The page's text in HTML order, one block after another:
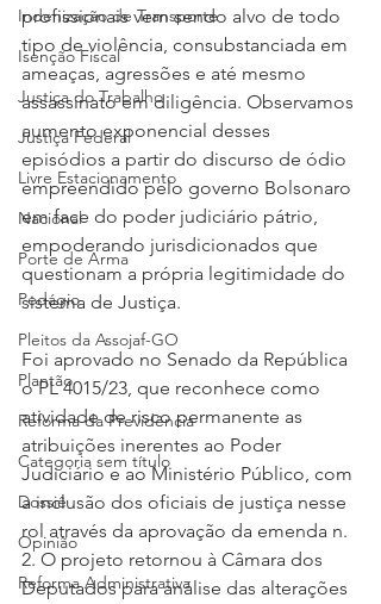
Indenização de Transporte
Isenção Fiscal
Justiça do Trabalho
Justiça Federal
Livre Estacionamento
Nacional
Porte de Arma
Pedágio
Pleitos da Assojaf-GO
Plantão
Reforma da Previdência
Categoria sem título
Dossiê
Opinião
Reforma Administrativa
profissionais vem sendo alvo de todo
tipo de violência, consubstanciada em
ameaças, agressões e até mesmo
assassinato em diligência. Observamos
aumento exponencial desses
episódios a partir do discurso de ódio
empreendido pelo governo Bolsonaro
em face do poder judiciário pátrio,
empoderando jurisdicionados que
questionam a própria legitimidade do
sistema de Justiça.
Foi aprovado no Senado da República
o PL 4015/23, que reconhece como
atividade de risco permanente as
atribuições inerentes ao Poder
Judiciário e ao Ministério Público, com
a inclusão dos oficiais de justiça nesse
rol através da aprovação da emenda n.
2. O projeto retornou à Câmara dos
Deputados para análise das alterações